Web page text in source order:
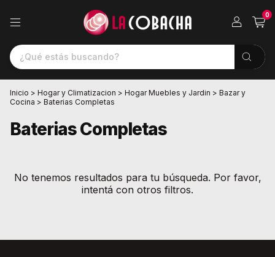
0
Inicio > Hogar y Climatizacion > Hogar Muebles y Jardin > Bazar y
Cocina > Baterias Completas
Baterias Completas
No tenemos resultados para tu búsqueda. Por favor,
intentá con otros filtros.